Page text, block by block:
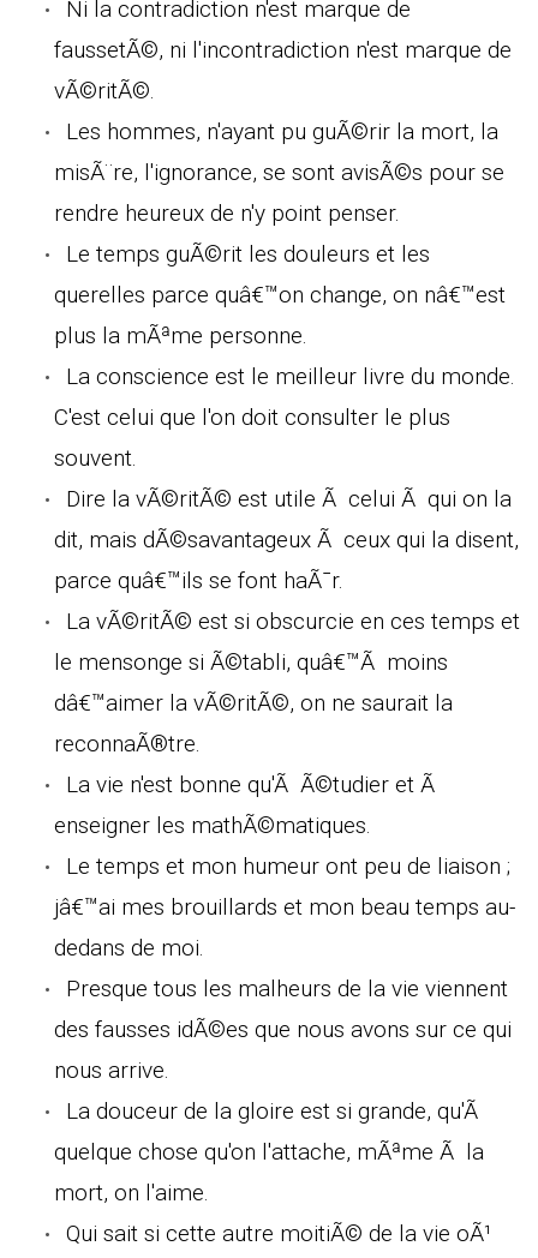
Ni la contradiction n'est marque de
faussetÃ©, ni l'incontradiction n'est marque de
vÃ©ritÃ©.
Les hommes, n'ayant pu guÃ©rir la mort, la
misÃ¨re, l'ignorance, se sont avisÃ©s pour se
rendre heureux de n'y point penser.
Le temps guÃ©rit les douleurs et les
querelles parce quâ€™on change, on nâ€™est
plus la mÃªme personne.
La conscience est le meilleur livre du monde.
C'est celui que l'on doit consulter le plus
souvent.
Dire la vÃ©ritÃ© est utile Ã celui Ã qui on la
dit, mais dÃ©savantageux Ã ceux qui la disent,
parce quâ€™ils se font haÃ¯r.
La vÃ©ritÃ© est si obscurcie en ces temps et
le mensonge si Ã©tabli, quâ€™Ã moins
dâ€™aimer la vÃ©ritÃ©, on ne saurait la
reconnaÃ®tre.
La vie n'est bonne qu'Ã Ã©tudier et Ã
enseigner les mathÃ©matiques.
Le temps et mon humeur ont peu de liaison ;
jâ€™ai mes brouillards et mon beau temps au-
dedans de moi.
Presque tous les malheurs de la vie viennent
des fausses idÃ©es que nous avons sur ce qui
nous arrive.
La douceur de la gloire est si grande, qu'Ã
quelque chose qu'on l'attache, mÃªme Ã la
mort, on l'aime.
Qui sait si cette autre moitiÃ© de la vie oÃ¹